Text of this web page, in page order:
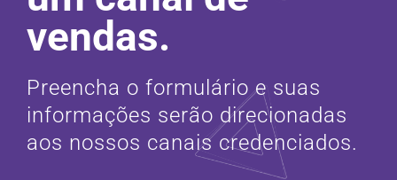
vendas.
Preencha o formulário e suas
informações serão direcionadas
aos nossos canais credenciados.